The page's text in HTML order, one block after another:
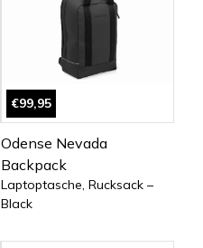
€99,95
Odense Nevada
Backpack
Laptoptasche, Rucksack –
Black